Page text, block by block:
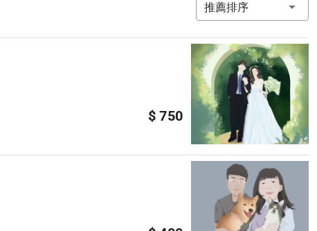
推薦排序
$ 750